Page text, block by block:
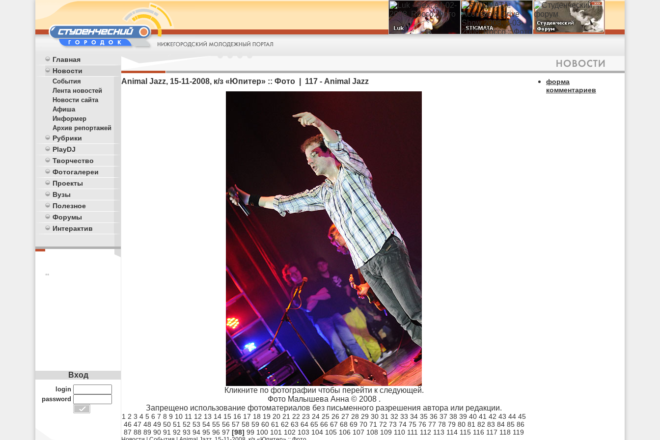
Главная
Новости
События
Лента новостей
Новости сайта
Афиша
Информер
Архив репортажей
Рубрики
PlayDJ
Творчество
Фотогалереи
Проекты
Вузы
Полезное
Форумы
Интерактив
**
Animal Jazz, 15-11-2008, к/з «Юпитер» :: Фото | 117 - Animal Jazz
Кликните по фотографии чтобы перейти к следующей.
Фото Малышева Анна © 2008 .
Запрещено использование фотоматериалов без письменного разрешения автора или редакции.
1 2 3 4 5 6 7 8 9 10 11 12 13 14 15 16 17 18 19 20 21 22 23 24 25 26 27 28 29 30 31 32 33 34 35 36 37 38 39 40 41 42 43 44 45
46 47 48 49 50 51 52 53 54 55 56 57 58 59 60 61 62 63 64 65 66 67 68 69 70 71 72 73 74 75 76 77 78 79 80 81 82 83 84 85 86
87 88 89 90 91 92 93 94 95 96 97 [98] 99 100 101 102 103 104 105 106 107 108 109 110 111 112 113 114 115 116 117 118 119
форма
комментариев
Вход
login
password